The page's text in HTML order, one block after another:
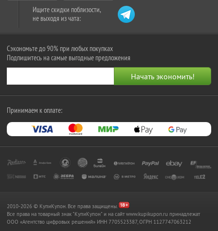
Ищите скидки поблизости,
не выходя из чата:
Сэкономьте до 90% при любых покупках
Подпишитесь на самые выгодные предложения
Принимаем к оплате:
2010-2026 © КупиКупон. Все права защищены.
Все права на товарный знак "КупиКупон" и на сайт www.kupikupon.ru принадлежат
OOO «Агентство цифровых решений» ИНН 7705523387, ОГРН 1127747063212